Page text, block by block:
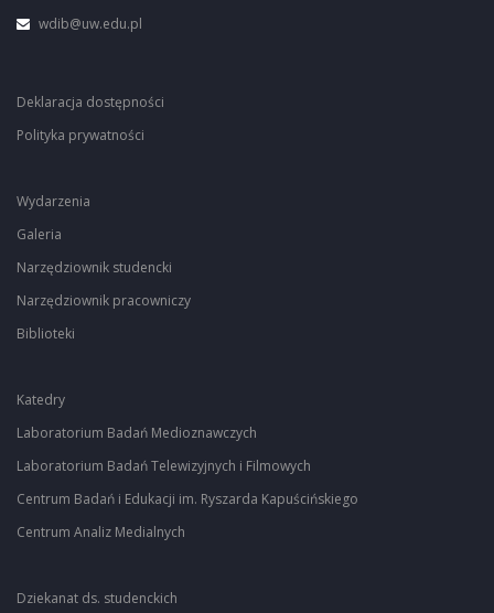
wdib@uw.edu.pl
Deklaracja dostępności
Polityka prywatności
Wydarzenia
Galeria
Narzędziownik studencki
Narzędziownik pracowniczy
Biblioteki
Katedry
Laboratorium Badań Medioznawczych
Laboratorium Badań Telewizyjnych i Filmowych
Centrum Badań i Edukacji im. Ryszarda Kapuścińskiego
Centrum Analiz Medialnych
Dziekanat ds. studenckich